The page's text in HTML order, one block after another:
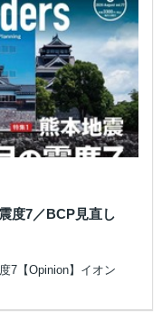
度7／BCP見直し
7【Opinion】イオン